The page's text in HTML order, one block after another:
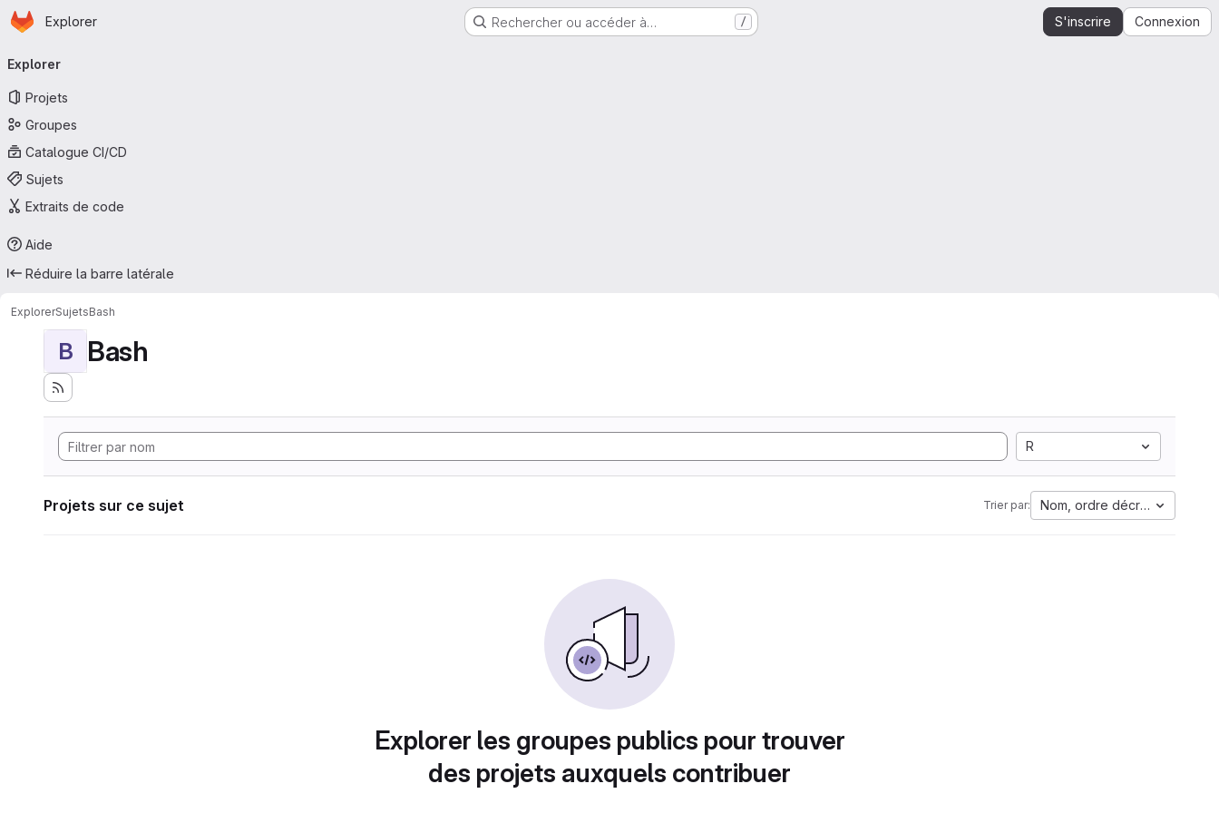
Passer au contenu principal
Page d'accueil
Explorer Rechercher ou accéder à… / S'inscrire Connexion
principale
Explorer
Projets
Groupes
Catalogue CI/CD
Sujets
Extraits de code
Aide
Réduire la barre latérale
ExplorerSujetsBash
B Bash
R
Projets sur ce sujet Trier par: Nom, ordre décroissant
Explorer les groupes publics pour trouver
des projets auxquels contribuer